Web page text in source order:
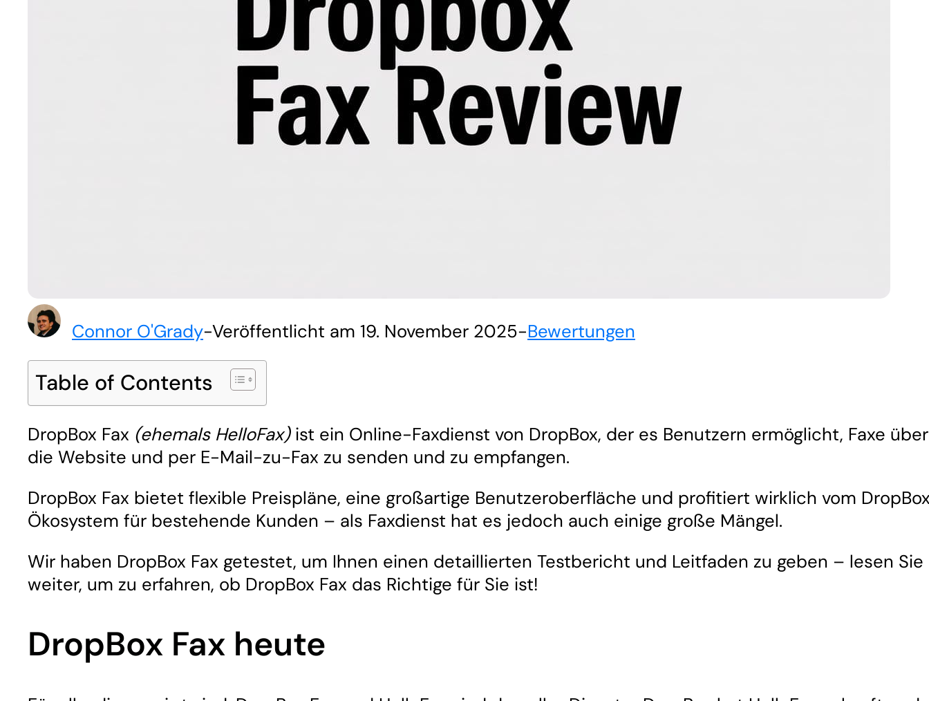
Connor O'Grady-Veröffentlicht am 19. November 2025-Bewertungen
Table of Contents
DropBox Fax (ehemals HelloFax)ist ein Online-Faxdienst von DropBox, der es Benutzern ermöglicht, Faxe über
die Website und per E-Mail-zu-Fax zu senden und zu empfangen.
DropBox Fax bietet flexible Preispläne, eine großartige Benutzeroberfläche und profitiert wirklich vom
Ökosystem für bestehende Kunden – als Faxdienst hat es jedoch auch einige große Mängel.
Wir haben DropBox Fax getestet, um Ihnen einen detaillierten Testbericht und Leitfaden zu geben – lesen Sie
weiter, um zu erfahren, ob DropBox Fax das Richtige für Sie ist!
DropBox Fax heute